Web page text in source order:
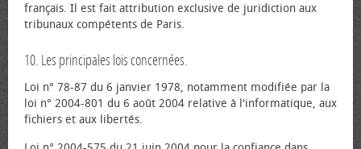
français. Il est fait attribution exclusive de juridiction aux
tribunaux compétents de Paris.
10. Les principales lois concernées.
Loi n° 78-87 du 6 janvier 1978, notamment modifiée par la
loi n° 2004-801 du 6 août 2004 relative à l'informatique, aux
fichiers et aux libertés.